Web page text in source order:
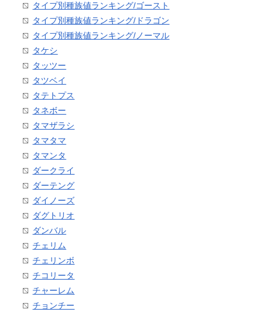
タイプ別種族値ランキング/ゴースト
タイプ別種族値ランキング/ドラゴン
タイプ別種族値ランキング/ノーマル
タケシ
タッツー
タツベイ
タテトプス
タネボー
タマザラシ
タマタマ
タマンタ
ダークライ
ダーテング
ダイノーズ
ダグトリオ
ダンバル
チェリム
チェリンボ
チコリータ
チャーレム
チョンチー